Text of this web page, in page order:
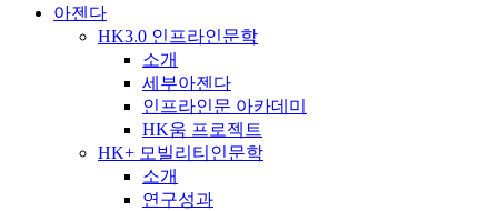
아젠다
HK3.0 인프라인문학
소개
세부아젠다
인프라인문 아카데미
HK움 프로젝트
HK+ 모빌리티인문학
소개
연구성과